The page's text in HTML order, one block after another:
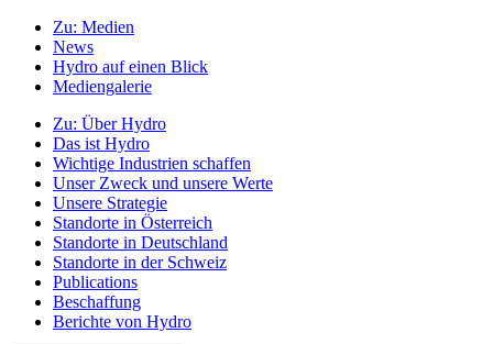
Zu: Medien
News
Hydro auf einen Blick
Mediengalerie
Zu: Über Hydro
Das ist Hydro
Wichtige Industrien schaffen
Unser Zweck und unsere Werte
Unsere Strategie
Standorte in Österreich
Standorte in Deutschland
Standorte in der Schweiz
Publications
Beschaffung
Berichte von Hydro